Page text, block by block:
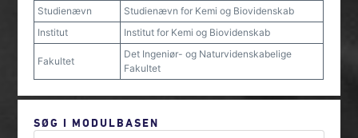
Studienævn
Studienævn for Kemi og Biovidenskab
Institut
Institut for Kemi og Biovidenskab
Fakultet
Det Ingeniør- og Naturvidenskabelige
Fakultet
SØG I MODULBASEN